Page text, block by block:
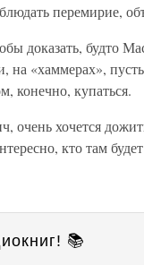
перемирие,
доказать, будто
на «хаммерах»,
конечно, купаться.
хочется
кто там
📚